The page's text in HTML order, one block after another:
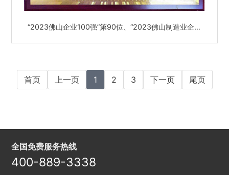
“2023佛山企业100强”第90位、“2023佛山制造业企业
首页 上一页 1 2 3 下一页 尾页
全国免费服务热线
400-889-3338